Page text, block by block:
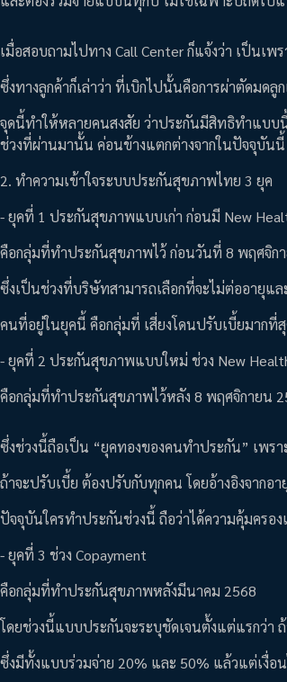
เมื่อสอบถามไปทาง Call Center ก็แจ้งว่า เป็นเ
ซึ่งทางลูกค้าก็เล่าว่า ที่เบิกไปนั้นคือการผ่าตัดมด
จุดนี้ทำให้หลายคนสงสัย ว่าประกันมีสิทธิทำแบบ
ช่วงที่ผ่านมานั้น ค่อนข้างแตกต่างจากในปัจจุบันนี้
2. ทำความเข้าใจระบบประกันสุขภาพไทย 3 ยุค
- ยุคที่ 1 ประกันสุขภาพแบบเก่า ก่อนมี New
คือกลุ่มที่ทำประกันสุขภาพไว้ ก่อนวันที่ 8 พฤศจิก
ซึ่งเป็นช่วงที่บริษัทสามารถเลือกที่จะไม่ต่ออายุแ
คนที่อยู่ในยุคนี้ คือกลุ่มที่ เสี่ยงโดนปรับเบี้ยมาก
- ยุคที่ 2 ประกันสุขภาพแบบใหม่ ช่วง New
คือกลุ่มที่ทำประกันสุขภาพไว้หลัง 8 พฤศจิกายน
ซึ่งช่วงนี้ถือเป็น “ยุคทองของคนทำประกัน” เพร
ถ้าจะปรับเบี้ย ต้องปรับกับทุกคน โดยอ้างอิงจากอ
ปัจจุบันใครทำประกันช่วงนี้ ถือว่าได้ความคุ้มครอ
- ยุคที่ 3 ช่วง Copayment
คือกลุ่มที่ทำประกันสุขภาพหลังมีนาคม 2568
โดยช่วงนี้แบบประกันจะระบุชัดเจนตั้งแต่แรกว่า
ซึ่งมีทั้งแบบร่วมจ่าย 20% และ 50% แล้วแต่เงื่อ